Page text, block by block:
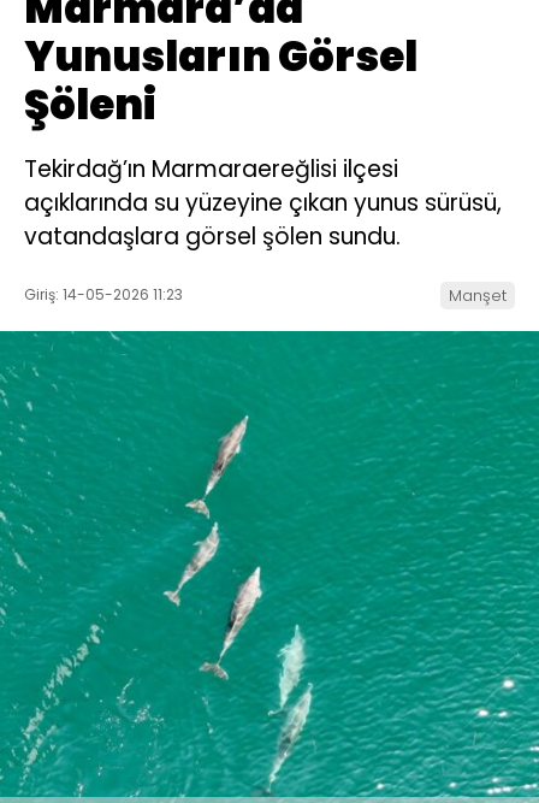
Yunusların Görsel
Şöleni
Tekirdağ’ın Marmaraereğlisi ilçesi
açıklarında su yüzeyine çıkan yunus sürüsü,
vatandaşlara görsel şölen sundu.
Giriş: 14-05-2026 11:23 Manşet